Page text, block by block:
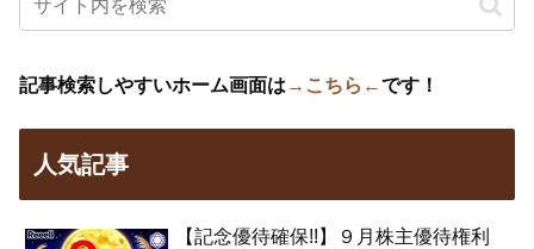
記事検索しやすいホーム画面は →こちら←です！
人気記事
【記念優待確保!!】９月株主優待権利